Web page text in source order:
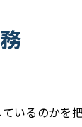
いるのかを